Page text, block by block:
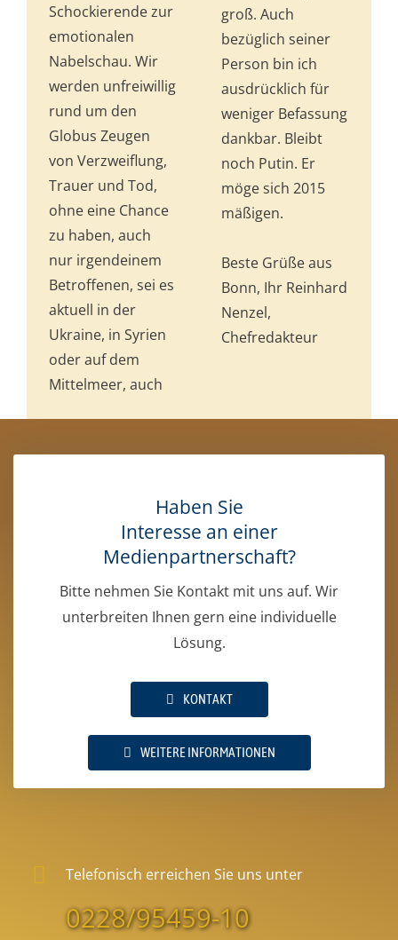
Schockierende zur
emotionalen
Nabelschau. Wir
werden unfreiwillig
rund um den
Globus Zeugen
von Verzweiflung,
Trauer und Tod,
ohne eine Chance
zu haben, auch
nur irgendeinem
Betroffenen, sei es
aktuell in der
Ukraine, in Syrien
oder auf dem
Mittelmeer, auch
groß. Auch
bezüglich sei­ner
Person bin ich
ausdrücklich für
weniger Befassung
dankbar. Bleibt
noch Putin. Er
möge sich 2015
mä­ßigen.
Beste Grüße aus
Bonn, Ihr Reinhard
Nenzel,
Chefredakteur
Haben Sie
Interesse an einer
Medienpartnerschaft?
Bitte nehmen Sie Kontakt mit uns auf. Wir
unterbreiten Ihnen gern eine individuelle
Lösung.
KONTAKT
WEITERE INFORMATIONEN
Telefonisch erreichen Sie uns unter
0228/95459-10